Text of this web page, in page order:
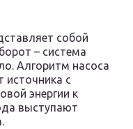
собой
– система
Алгоритм насоса
источника с
энергии к
выступают